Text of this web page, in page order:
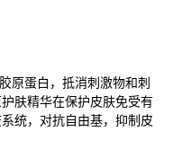
原蛋白，抵消刺激物和刺
肤精华在保护皮肤免受有
统，对抗自由基，抑制皮